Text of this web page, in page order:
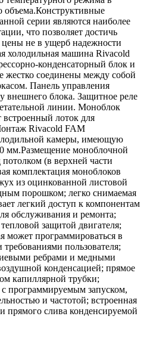
объема.Конструктивные
серии являются наиболее
что позволяет достичь
цены не в ущерб надежности
холодильная машина Rivacold
конденсаторный блок и
жестко соединены между собой
Панель управления
внешнего блока. Защитное реле
линии. Моноблок
лоток для
Rivacold FAM
камеры, имеющую
мм.Размещение моноблочной
(в верхней части
комплектация моноблоков
из оцинкованной листовой
порошком; легко снимаемая
легкий доступ к компонентам
обслуживания и ремонта;
защитой двигателя;
может программироваться в
пользователя;
ребрами и медными
конденсацией; прямое
капиллярной трубки;
с программируемым запуском,
и частотой; встроенная
прямого слива конденсируемой